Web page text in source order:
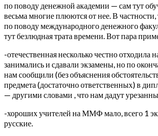
по поводу денежной академии — сам тут
весьма многие плюются от нее. В
по поводу международного денежного
тут безлюдная трата времени. Вот пара
-отечественная несколько честно отходила
занимались и сдавали экзамены, но по
нам сообщили (без объяснения
предмета (достаточно ответственных) в
— другими словами , что нам дадут
-хороших учителей на ММФ мало, всего 1
русские.